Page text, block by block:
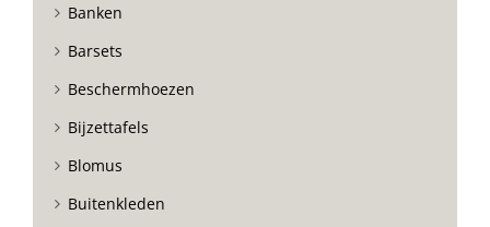
Banken
Barsets
Beschermhoezen
Bijzettafels
Blomus
Buitenkleden